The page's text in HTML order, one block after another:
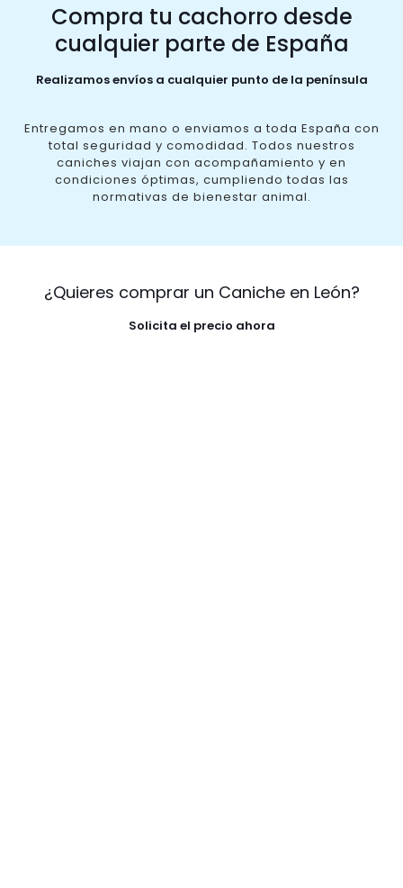
Compra tu cachorro desde
cualquier parte de España
Realizamos envíos a cualquier punto de la península
Entregamos en mano o enviamos a toda España con
total seguridad y comodidad. Todos nuestros
caniches viajan con acompañamiento y en
condiciones óptimas, cumpliendo todas las
normativas de bienestar animal.
¿Quieres comprar un Caniche en León?
Solicita el precio ahora